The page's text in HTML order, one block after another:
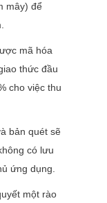
mây) để
mã hóa
thức đầu
cho việc thu
bản quét sẽ
có lưu
ứng dụng.
một rào